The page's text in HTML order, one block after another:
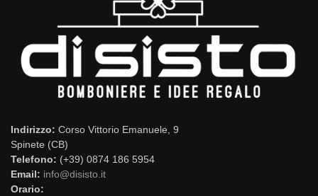
Indirizzo: Corso Vittorio Emanuele, 9
Spinete (CB)
Telefono: (+39) 0874 186 5954
Email: info@disisto.it
Orario: